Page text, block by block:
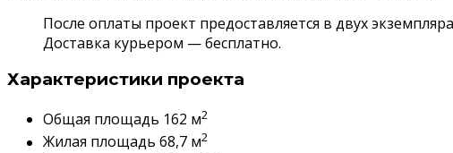
После оплаты проект предоставляется в двух
Доставка курьером — бесплатно.
Характеристики проекта
Общая площадь 162 м2
Жилая площадь 68,7 м2